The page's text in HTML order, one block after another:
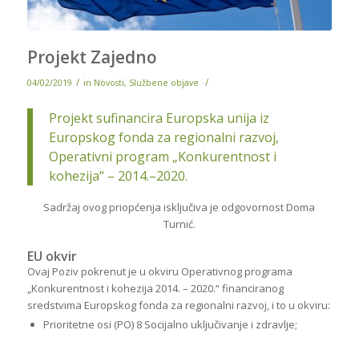
Projekt Zajedno
04/02/2019 / in Novosti, Službene objave /
Projekt sufinancira Europska unija iz
Europskog fonda za regionalni razvoj,
Operativni program „Konkurentnost i
kohezija“ – 2014.–2020.
Sadržaj ovog priopćenja isključiva je odgovornost Doma
Turnić.
EU okvir
Ovaj Poziv pokrenut je u okviru Operativnog programa
„Konkurentnost i kohezija 2014. – 2020.“ financiranog
sredstvima Europskog fonda za regionalni razvoj, i to u okviru:
Prioritetne osi (PO) 8 Socijalno uključivanje i zdravlje;